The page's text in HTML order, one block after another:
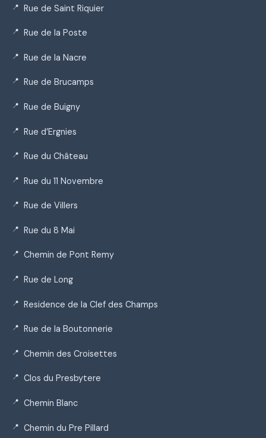
Rue de Saint Riquier
Rue de la Poste
Rue de la Nacre
Rue de Brucamps
Rue de Buigny
Rue d’Ergnies
Rue du Château
Rue du 11 Novembre
Rue de Villers
Rue du 8 Mai
Chemin de Pont Remy
Rue de Long
Residence de la Clef des Champs
Rue de la Boutonnerie
Chemin des Croisettes
Clos du Presbytere
Chemin Blanc
Chemin du Pre Pillard